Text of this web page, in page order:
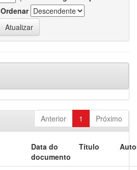
Ordenar
Anterior 1 Próximo
Data do
documento
Título